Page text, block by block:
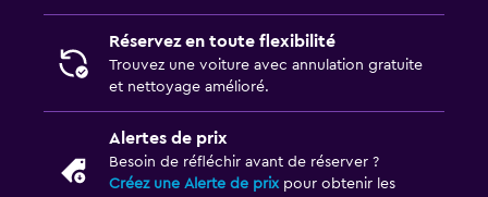
Réservez en toute flexibilité
Trouvez une voiture avec annulation gratuite
et nettoyage amélioré.
Alertes de prix
Besoin de réfléchir avant de réserver ?
Créez une Alerte de prixpour obtenir les